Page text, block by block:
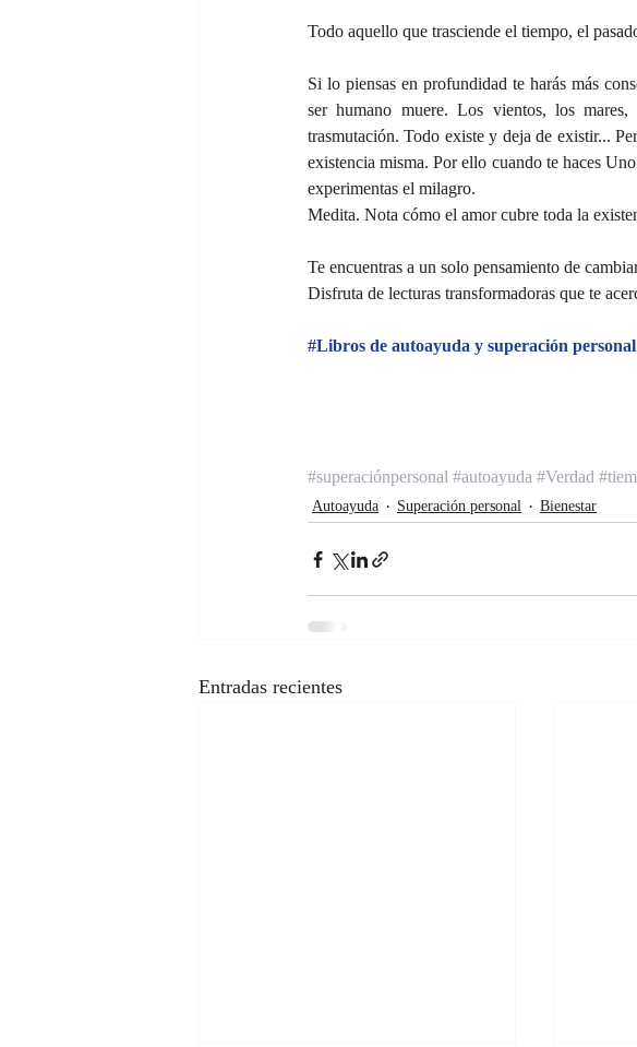
Todo aquello que trasciende el tiempo, el
Si lo piensas en profundidad te harás más
ser humano muere. Los vientos, los
trasmutación. Todo existe y deja de existir...
existencia misma. Por ello cuando te haces
experimentas el milagro.
Medita. Nota cómo el amor cubre toda la
Te encuentras a un solo pensamiento de
Disfruta de lecturas transformadoras que te
#Libros de autoayuda y superación personal
#superaciónpersonal #autoayuda #Verdad
Autoayuda Superación personal Bienestar
Entradas recientes